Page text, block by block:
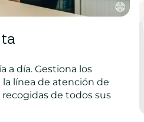
a día. Gestiona los
línea de atención de
de todos sus